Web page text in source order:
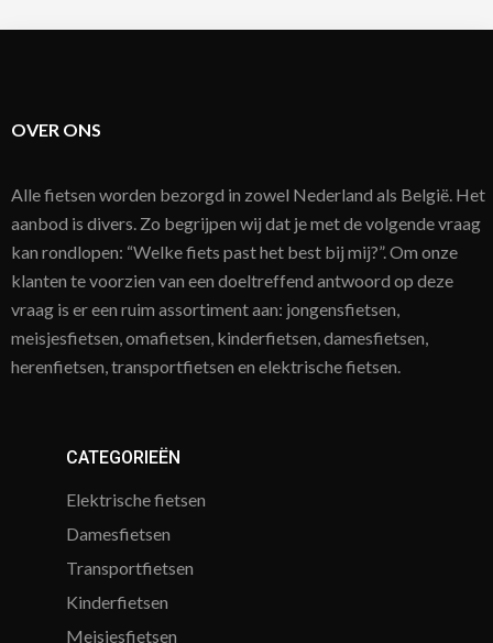
OVER ONS
Alle fietsen worden bezorgd in zowel Nederland als België. Het
aanbod is divers. Zo begrijpen wij dat je met de volgende vraag
kan rondlopen: “Welke fiets past het best bij mij?”. Om onze
klanten te voorzien van een doeltreffend antwoord op deze
vraag is er een ruim assortiment aan: jongensfietsen,
meisjesfietsen, omafietsen, kinderfietsen, damesfietsen,
herenfietsen, transportfietsen en elektrische fietsen.
CATEGORIEËN
Elektrische fietsen
Damesfietsen
Transportfietsen
Kinderfietsen
Meisjesfietsen